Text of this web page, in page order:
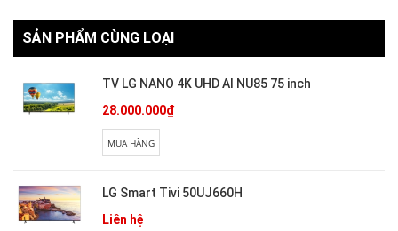
SẢN PHẨM CÙNG LOẠI
TV LG NANO 4K UHD AI NU85 75 inch
28.000.000₫
MUA HÀNG
LG Smart Tivi 50UJ660H
Liên hệ